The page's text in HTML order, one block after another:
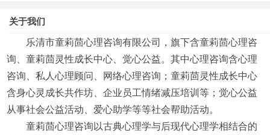
关于我们
乐清市童莉茴心理咨询有限公司，旗下含童莉茴心理咨
询、童莉茴灵性成长中心、觉心公益。其中心理咨询含心理
咨询、私人心理顾问、网络心理咨询；童莉茴灵性成长中心
含身心灵成长共作坊、企业员工情绪减压培训等；觉心公益
从事社会公益活动、爱心助学等等社会帮助活动。
童莉茴心理咨询以古典心理学与后现代心理学相结合的